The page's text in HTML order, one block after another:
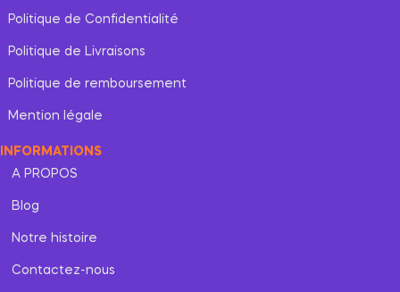
Politique de Confidentialité
Politique de Livraisons
Politique de remboursement
Mention légale
INFORMATIONS
A PROPOS
Blog
Notre histoire
Contactez-nous